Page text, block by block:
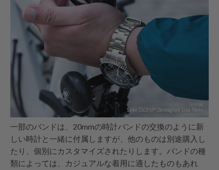
一部のバンドは、20mmの時計バンドの交換のように新
しい時計と一緒に付属しますが、他のものは別途購入し
たり、個別にカスタマイズされたりします。バンドの種
類によっては、カジュアルな着用に適したものもあれ